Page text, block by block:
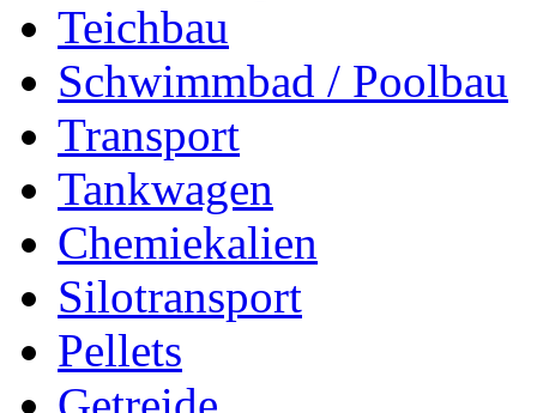
Teichbau
Schwimmbad / Poolbau
Transport
Tankwagen
Chemiekalien
Silotransport
Pellets